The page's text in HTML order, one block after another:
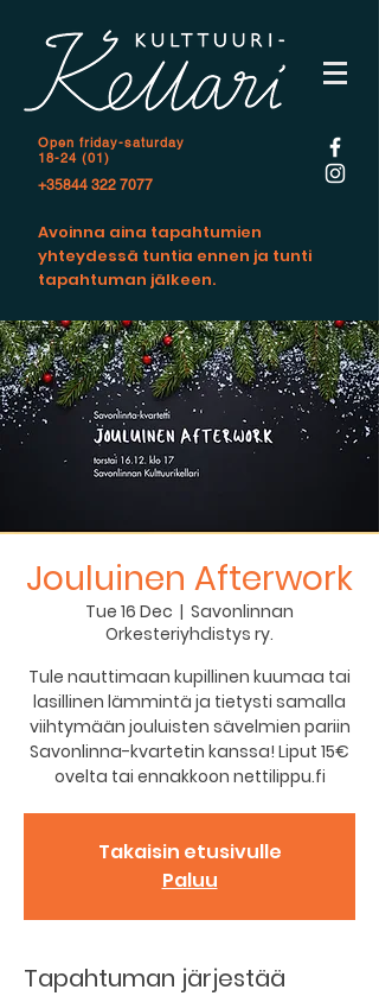
Open friday-saturday
18-24 (01)
+35844 322 7077
Avoinna aina tapahtumien
yhteydessä tuntia ennen ja tunti
tapahtuman jälkeen.
Jouluinen Afterwork
Tue 16 Dec
  |
Savonlinnan
Orkesteriyhdistys ry.
Tule nauttimaan kupillinen kuumaa tai
lasillinen lämmintä ja tietysti samalla
viihtymään jouluisten sävelmien pariin
Savonlinna-kvartetin kanssa! Liput 15€
ovelta tai ennakkoon nettilippu.fi
Takaisin etusivulle
Paluu
Tapahtuman järjestää